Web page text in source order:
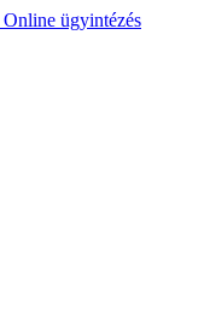
Online ügyintézés